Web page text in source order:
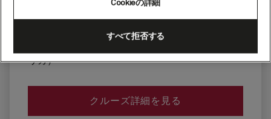
リカ）
クルーズ詳細を見る
Cookieの詳細
すべて拒否する